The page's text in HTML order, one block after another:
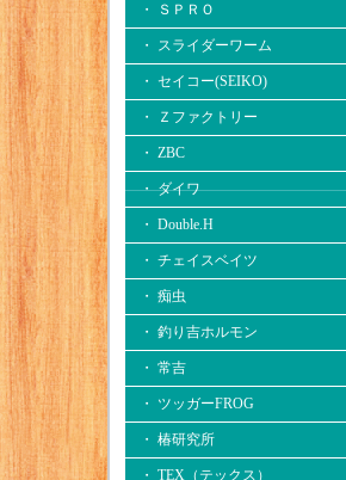
・ ＳＰＲＯ
・ スライダーワーム
・ セイコー(SEIKO)
・ Ｚファクトリー
・ ZBC
・ ダイワ
・ Double.H
・ チェイスベイツ
・ 痴虫
・ 釣り吉ホルモン
・ 常吉
・ ツッガーFROG
・ 椿研究所
・ TEX（テックス）